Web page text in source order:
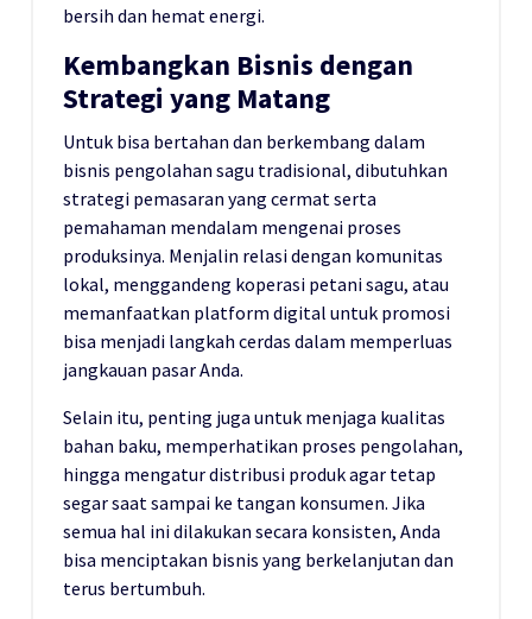
bersih dan hemat energi.
Kembangkan Bisnis dengan
Strategi yang Matang
Untuk bisa bertahan dan berkembang dalam
bisnis pengolahan sagu tradisional, dibutuhkan
strategi pemasaran yang cermat serta
pemahaman mendalam mengenai proses
produksinya. Menjalin relasi dengan komunitas
lokal, menggandeng koperasi petani sagu, atau
memanfaatkan platform digital untuk promosi
bisa menjadi langkah cerdas dalam memperluas
jangkauan pasar Anda.
Selain itu, penting juga untuk menjaga kualitas
bahan baku, memperhatikan proses pengolahan,
hingga mengatur distribusi produk agar tetap
segar saat sampai ke tangan konsumen. Jika
semua hal ini dilakukan secara konsisten, Anda
bisa menciptakan bisnis yang berkelanjutan dan
terus bertumbuh.